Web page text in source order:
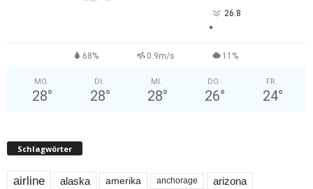
26.8
°
68% 0.9m/s 11%
MO.
28°
DI.
28°
MI.
28°
DO.
26°
FR.
24°
Schlagwörter
airline alaska amerika anchorage arizona